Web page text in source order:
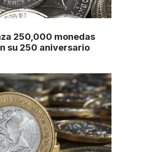
250,000 monedas
su 250 aniversario